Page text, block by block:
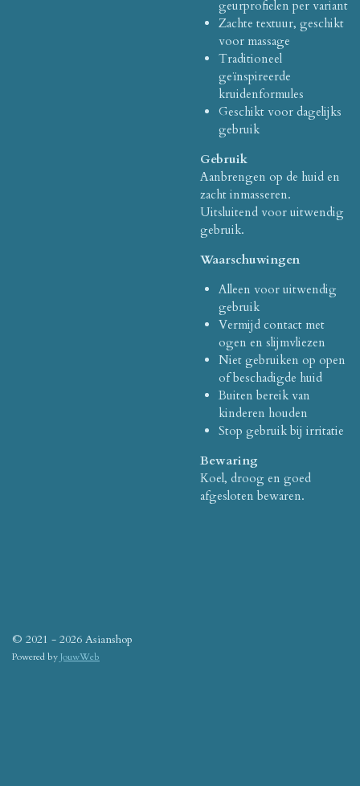
geurprofielen per variant
Zachte textuur, geschikt
voor massage
Traditioneel
geïnspireerde
kruidenformules
Geschikt voor dagelijks
gebruik
Gebruik
Aanbrengen op de huid en
zacht inmasseren.
Uitsluitend voor uitwendig
gebruik.
Waarschuwingen
Alleen voor uitwendig
gebruik
Vermijd contact met
ogen en slijmvliezen
Niet gebruiken op open
of beschadigde huid
Buiten bereik van
kinderen houden
Stop gebruik bij irritatie
Bewaring
Koel, droog en goed
afgesloten bewaren.
© 2021 - 2026 Asianshop
Powered byJouwWeb